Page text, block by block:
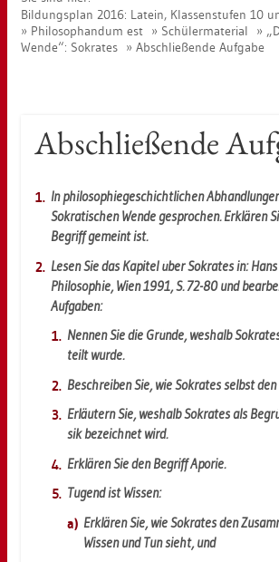
Bil­dungs­plan 2016: La­tein, Klas­sen­stu­fen 10
Phi­lo­so­phan­dum est
Schü­ler­ma­te­ri­al
Wende“: So­kra­tes
Ab­schlie­ßen­de Auf­ga­be
Ab­schlie­ßen­de
In phi­lo­so­phie­ge­schicht­li­chen
So­kra­ti­schen Wende ge­spro­chen. Er­klä­ren
Be­griff ge­meint ist.
Lesen Sie das Ka­pi­tel über So­kra­tes in:
Phi­lo­so­phie, Wien 1991, S. 72-80 und
Auf­ga­ben:
Nen­nen Sie die Grün­de, wes­halb
teilt wurde.
Be­schrei­ben Sie, wie So­kra­tes selbst
Er­läu­tern Sie, wes­halb So­kra­tes als
sik be­zeich­net wird.
Er­klä­ren Sie den Be­griff Apo­rie.
Tu­gend ist Wis­sen:
Er­klä­ren Sie, wie So­kra­tes den
Wis­sen und Tun sieht, und